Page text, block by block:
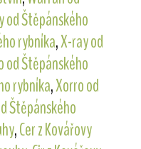
od Štěpánského
rybníka,X-ray od
od Štěpánského
rybníka,Xorro od
Štěpánského
,Cer z Kovářovy